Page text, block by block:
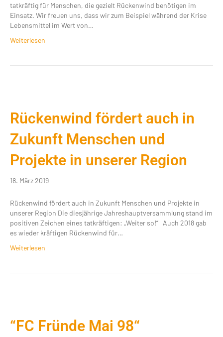
tatkräftig für Menschen, die gezielt Rückenwind benötigen im
Einsatz. Wir freuen uns, dass wir zum Beispiel während der Krise
Lebensmittel im Wert von…
Weiterlesen
Rückenwind fördert auch in
Zukunft Menschen und
Projekte in unserer Region
18. März 2019
Rückenwind fördert auch in Zukunft Menschen und Projekte in
unserer Region Die diesjährige Jahreshauptversammlung stand im
positiven Zeichen eines tatkräftigen: „Weiter so!“ Auch 2018 gab
es wieder kräftigen Rückenwind für…
Weiterlesen
“FC Fründe Mai 98“